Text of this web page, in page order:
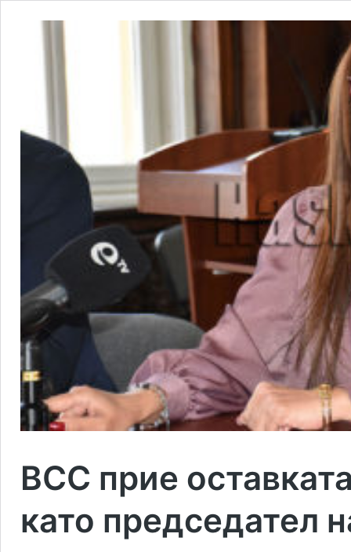
ВСС прие
като председател